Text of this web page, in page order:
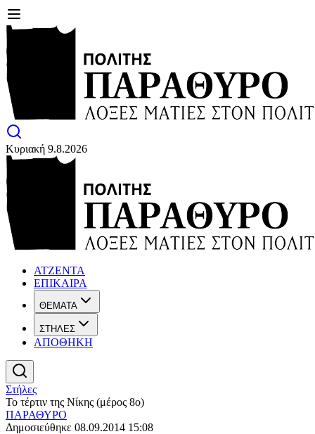
Κυριακή 9.8.2026
ΑΤΖΕΝΤΑ
ΕΠΙΚΑΙΡΑ
ΘΕΜΑΤΑ
ΣΤΗΛΕΣ
ΑΠΟΘΗΚΗ
Στήλες
Το τέρτιν της Νίκης (μέρος 8ο)
ΠΑΡΑΘΥΡΟ
Δημοσιεύθηκε 08.09.2014 15:08